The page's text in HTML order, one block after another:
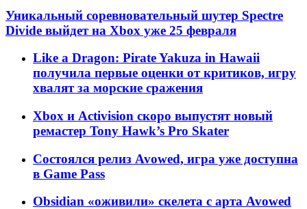
Уникальный соревновательный шутер Spectre
Divide выйдет на Xbox уже 25 февраля
Like a Dragon: Pirate Yakuza in Hawaii
получила первые оценки от критиков, игру
хвалят за морские сражения
Xbox и Activision скоро выпустят новый
ремастер Tony Hawk’s Pro Skater
Состоялся релиз Avowed, игра уже доступна
в Game Pass
Obsidian «оживили» скелета с арта Avowed